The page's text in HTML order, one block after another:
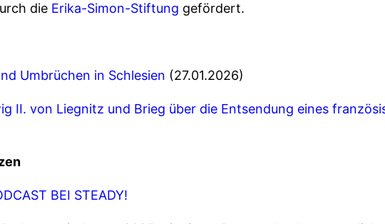
die Erika-Simon-Stiftung gefördert.
Umbrüchen in Schlesien (27.01.2026)
II. von Liegnitz und Brieg über die Entsendung eines
BEI STEADY!